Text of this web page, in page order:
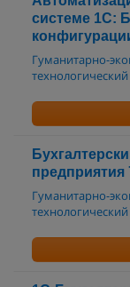
системе 1С:
Гуманитарно-
технологический
предприятия
Гуманитарно-
технологический